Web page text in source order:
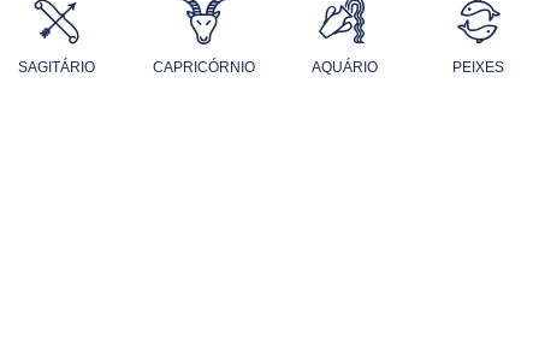
SAGITÁRIO CAPRICÓRNIO AQUÁRIO PEIXES